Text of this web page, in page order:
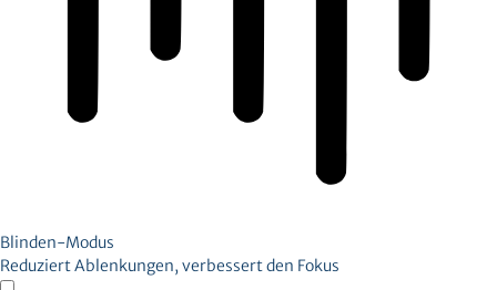
Blinden-Modus
Reduziert Ablenkungen, verbessert den Fokus